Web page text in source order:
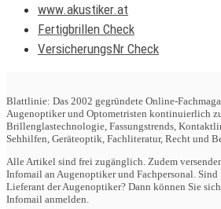
www.akustiker.at
Fertigbrillen Check
VersicherungsNr Check
Blattlinie: Das 2002 gegründete Online-
Augenoptiker und Optometristen kontinuierlich
Brillenglastechnologie, Fassungstrends,
Sehhilfen, Geräteoptik, Fachliteratur, Recht und
Alle Artikel sind frei zugänglich. Zudem
Infomail an Augenoptiker und Fachpersonal.
Lieferant der Augenoptiker? Dann können Sie
Infomail anmelden.